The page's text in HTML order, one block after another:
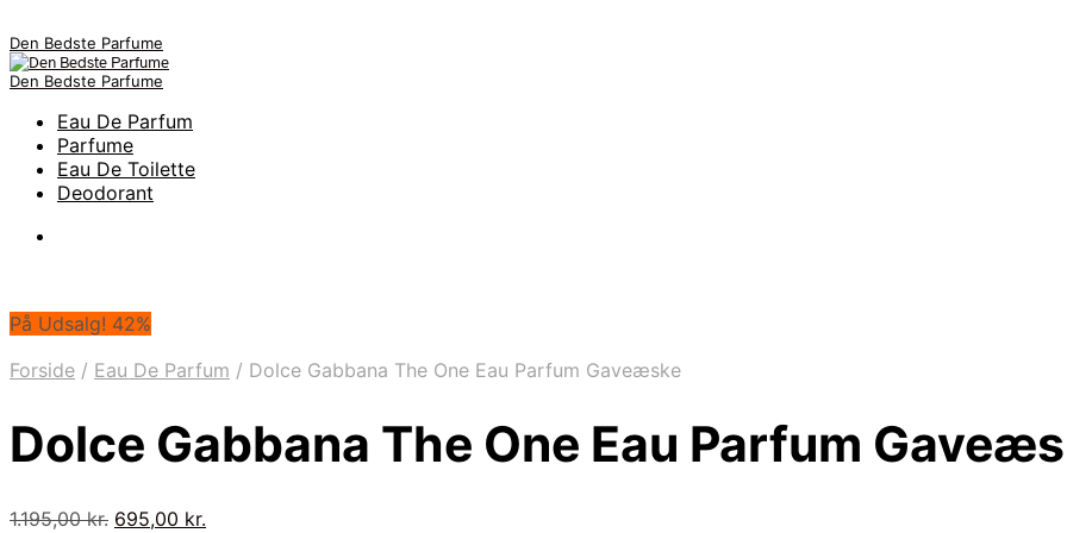
Den Bedste Parfume
Den Bedste Parfume
Eau De Parfum
Parfume
Eau De Toilette
Deodorant
På Udsalg! 42%
Forside / Eau De Parfum / Dolce Gabbana The One Eau Parfum Gaveæske
Dolce Gabbana The One Eau Parfum
1.195,00kr. Den
695,00 kr.